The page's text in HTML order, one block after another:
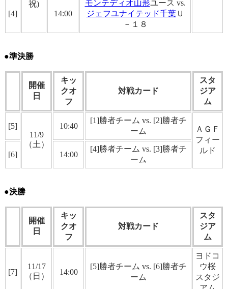
祝)
[4]
14:00
モンテディオ山形ユース vs.
ジェフユナイテッド千葉Ｕ
－１８
●準決勝
開催
日
キッ
クオ
フ
対戦カード
スタ
ジア
ム
[5]
11/9
（土）
10:40
[1]勝者チーム vs. [2]勝者チ
ーム
ＡＧＦ
フィー
ルド
[6] 14:00
[4]勝者チーム vs. [3]勝者チ
ーム
●決勝
開催
日
キッ
クオ
フ
対戦カード
スタ
ジア
ム
[7]
11/17
（日）
14:00
[5]勝者チーム vs. [6]勝者チ
ーム
ヨドコ
ウ桜
スタジ